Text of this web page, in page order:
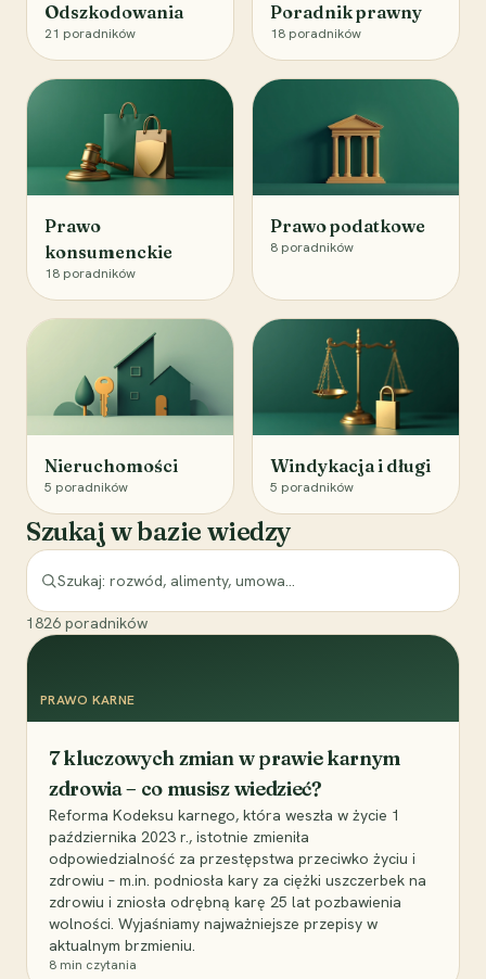
Odszkodowania
21 poradników
Poradnik prawny
18 poradników
Prawo
konsumenckie
18 poradników
Prawo podatkowe
8 poradników
Nieruchomości
5 poradników
Windykacja i długi
5 poradników
Szukaj w bazie wiedzy
1826 poradników
PRAWO KARNE
7 kluczowych zmian w prawie karnym
zdrowia – co musisz wiedzieć?
Reforma Kodeksu karnego, która weszła w życie 1
października 2023 r., istotnie zmieniła
odpowiedzialność za przestępstwa przeciwko życiu i
zdrowiu – m.in. podniosła kary za ciężki uszczerbek na
zdrowiu i zniosła odrębną karę 25 lat pozbawienia
wolności. Wyjaśniamy najważniejsze przepisy w
aktualnym brzmieniu.
8 min czytania